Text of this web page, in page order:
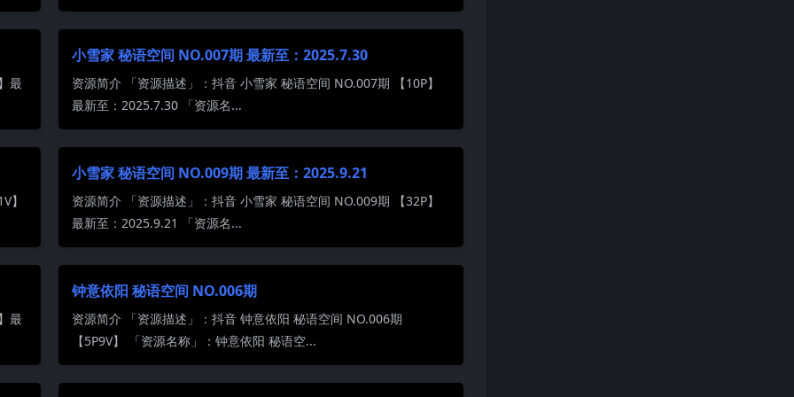
最
小雪家 秘语空间 NO.007期 最新至：2025.7.30
资源简介 「资源描述」：抖音 小雪家 秘语空间 NO.007期 【10P】
最新至：2025.7.30 「资源名...
】
小雪家 秘语空间 NO.009期 最新至：2025.9.21
资源简介 「资源描述」：抖音 小雪家 秘语空间 NO.009期 【32P】
最新至：2025.9.21 「资源名...
最
钟意依阳 秘语空间 NO.006期
资源简介 「资源描述」：抖音 钟意依阳 秘语空间 NO.006期
【5P9V】 「资源名称」：钟意依阳 秘语空...